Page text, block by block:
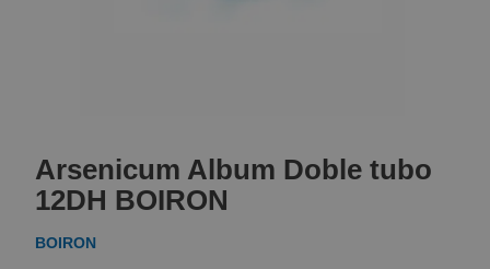
the
beginning
of
the
Arsenicum Album Doble tubo
12DH BOIRON
BOIRON